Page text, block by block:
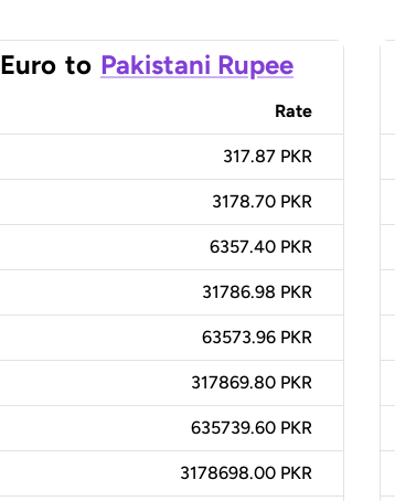
Euro to Pakistani Rupee
Rate
317.87 PKR
3178.70 PKR
6357.40 PKR
31786.98 PKR
63573.96 PKR
317869.80 PKR
635739.60 PKR
3178698.00 PKR